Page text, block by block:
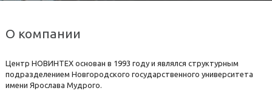
О компании
Центр НОВИНТЕХ основан в 1993 году и являлся структурным
подразделением Новгородского государственного университета
имени Ярослава Мудрого.